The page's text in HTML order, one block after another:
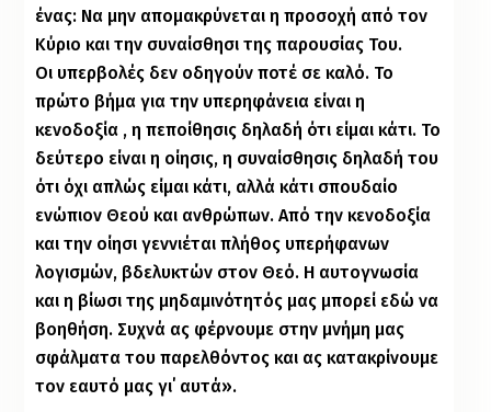
ένας: Να μην απομακρύνεται η προσοχή από τον
Κύριο και την συναίσθησι της παρουσίας Του.
Οι υπερβολές δεν οδηγούν ποτέ σε καλό. Το
πρώτο βήμα για την υπερηφάνεια είναι η
κενοδοξία , η πεποίθησις δηλαδή ότι είμαι κάτι. Το
δεύτερο είναι η οίησις, η συναίσθησις δηλαδή του
ότι όχι απλώς είμαι κάτι, αλλά κάτι σπουδαίο
ενώπιον Θεού και ανθρώπων. Από την κενοδοξία
και την οίησι γεννιέται πλήθος υπερήφανων
λογισμών, βδελυκτών στον Θεό. Η αυτογνωσία
και η βίωσι της μηδαμινότητός μας μπορεί εδώ να
βοηθήση. Συχνά ας φέρνουμε στην μνήμη μας
σφάλματα του παρελθόντος και ας κατακρίνουμε
τον εαυτό μας γι΄ αυτά».